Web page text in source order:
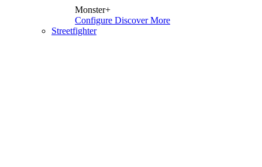
Monster+
Configure Discover More
Streetfighter